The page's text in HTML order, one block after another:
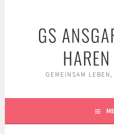
GS
GEMEINSAM